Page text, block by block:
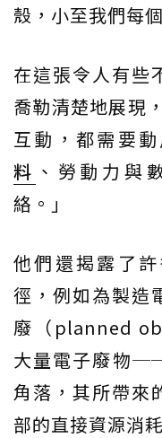
殼，小至我們每
在這張令人有些
喬勒清楚地展現
互動，都需要
料 、勞動力與
絡。」
他們還揭露了
徑，例如為製造
廢（planned
大量電子廢物
角落，其所帶來
部的直接資源消